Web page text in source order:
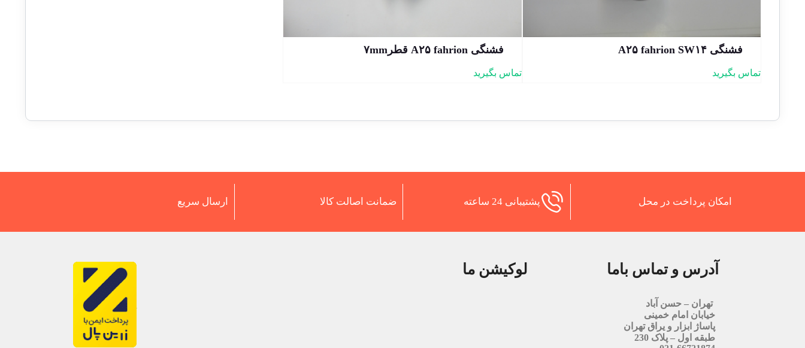
فشنگی A۲۵ fahrion SW۱۴
تماس بگیرید
فشنگی A۲۵ fahrion قطر۷mm
تماس بگیرید
امکان پرداخت در محل پشتیبانی 24 ساعته ضمانت اصالت کالا ارسال سریع
آدرس و تماس باما
تهران – حسن آباد
خیابان امام خمینی
پاساژ ابزار و یراق تهران
طبقه اول – پلاک 230
لوکیشن ما